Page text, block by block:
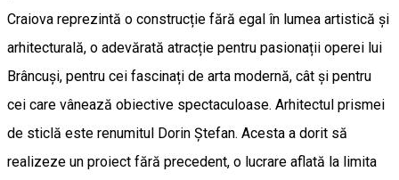
Craiova reprezintă o construcție fără egal în lumea artistică și
arhitecturală, o adevărată atracție pentru pasionații operei lui
Brâncuși, pentru cei fascinați de arta modernă, cât și pentru
cei care vânează obiective spectaculoase. Arhitectul prismei
de sticlă este renumitul Dorin Ștefan. Acesta a dorit să
realizeze un proiect fără precedent, o lucrare aflată la limita